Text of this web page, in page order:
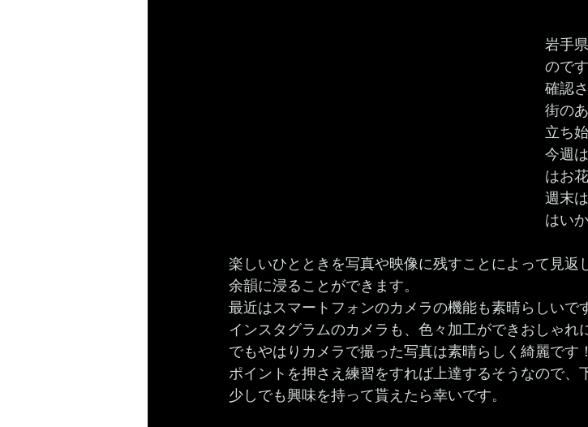
岩手
ので
確認
街の
立ち
今週
はお
週末
はい
楽しいひとときを写真や映像に残すことによって見返
余韻に浸ることができます。
最近はスマートフォンのカメラの機能も素晴らしいで
インスタグラムのカメラも、色々加工ができおしゃれ
でもやはりカメラで撮った写真は素晴らしく綺麗です！
ポイントを押さえ練習をすれば上達するそうなので、
少しでも興味を持って貰えたら幸いです。